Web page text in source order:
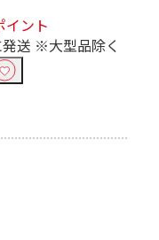
イント
送 ※大型品除く